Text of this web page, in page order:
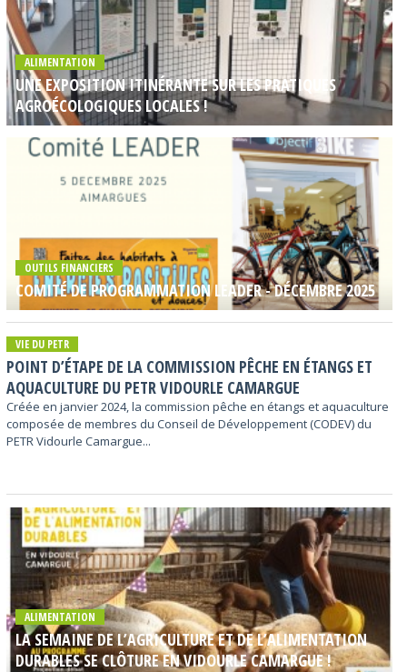
ALIMENTATION
UNE EXPOSITION ITINÉRANTE SUR LES PRATIQUES
AGROÉCOLOGIQUES LOCALES !
OUTILS FINANCIERS
COMITÉ DE PROGRAMMATION LEADER - DÉCEMBRE 2025
VIE DU PETR
POINT D’ÉTAPE DE LA COMMISSION PÊCHE EN ÉTANGS ET
AQUACULTURE DU PETR VIDOURLE CAMARGUE
Créée en janvier 2024, la commission pêche en étangs et aquaculture
composée de membres du Conseil de Développement (CODEV) du
PETR Vidourle Camargue...
ALIMENTATION
LA SEMAINE DE L’AGRICULTURE ET DE L’ALIMENTATION
DURABLES SE CLÔTURE EN VIDOURLE CAMARGUE !